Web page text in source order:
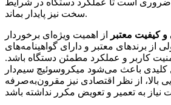
سخت نیز پایدار بماند.
و کیفیت معتبر
از اهمیت ویژه‌ای برخوردار
از برندهای معتبر و دارای گواهینامه‌های
کاربر و عملکرد مطمئن دستگاه باشد.
کلیدی باعث می‌شود میکروسوئیچ سیم‌دار
بالا، از نظر اقتصادی نیز مقرون‌به‌صرفه